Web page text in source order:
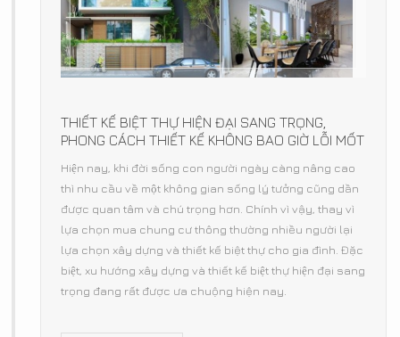
THIẾT KẾ BIỆT THỰ HIỆN ĐẠI SANG TRỌNG,
PHONG CÁCH THIẾT KẾ KHÔNG BAO GIỜ LỖI MỐT
Hiện nay, khi đời sống con người ngày càng nâng cao
thì nhu cầu về một không gian sống lý tưởng cũng dần
được quan tâm và chú trọng hơn. Chính vì vậy, thay vì
lựa chọn mua chung cư thông thường nhiều người lại
lựa chọn xây dựng và thiết kế biệt thự cho gia đình. Đặc
biệt, xu hướng xây dựng và thiết kế biệt thự hiện đại sang
trọng đang rất được ưa chuộng hiện nay.